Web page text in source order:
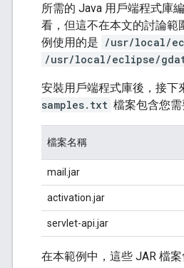
所需的 Java 用戶端程式庫
看，但這不在本文的討論範
例使用的是 /usr/local/
/usr/local/eclipse/
安裝用戶端程式庫後，接下
samples.txt 檔案包含您
檔案名稱
mail.jar
activation.jar
servlet-api.jar
在本範例中，這些 JAR 檔